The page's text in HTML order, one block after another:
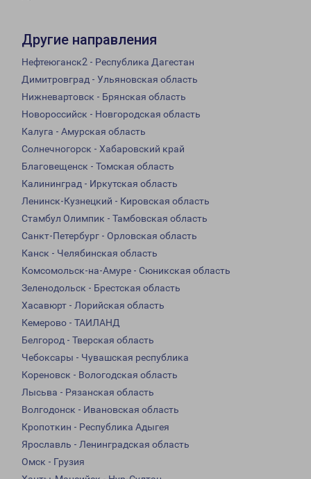
Другие направления
Нефтеюганск2 - Республика Дагестан
Димитровград - Ульяновская область
Нижневартовск - Брянская область
Новороссийск - Новгородская область
Калуга - Амурская область
Солнечногорск - Хабаровский край
Благовещенск - Томская область
Калининград - Иркутская область
Ленинск-Кузнецкий - Кировская область
Стамбул Олимпик - Тамбовская область
Санкт-Петербург - Орловская область
Канск - Челябинская область
Комсомольск-на-Амуре - Сюникская область
Зеленодольск - Брестская область
Хасавюрт - Лорийская область
Кемерово - ТАИЛАНД
Белгород - Тверская область
Чебоксары - Чувашская республика
Кореновск - Вологодская область
Лысьва - Рязанская область
Волгодонск - Ивановская область
Кропоткин - Республика Адыгея
Ярославль - Ленинградская область
Омск - Грузия